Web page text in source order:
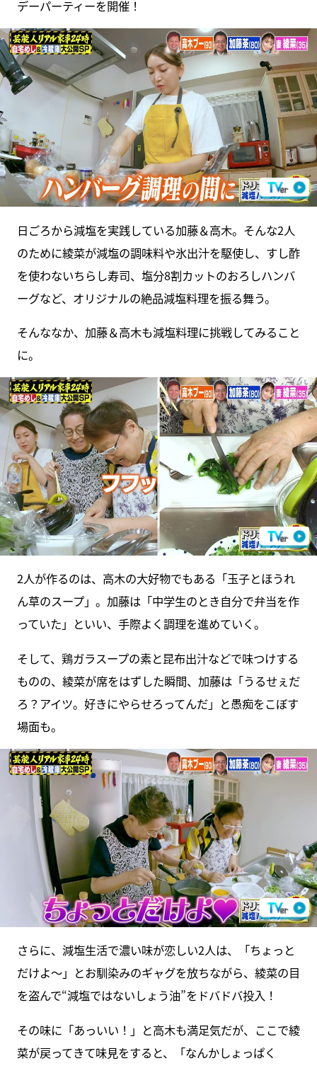
デーパーティーを開催！
日ごろから減塩を実践している加藤＆高木。そんな2人
のために綾菜が減塩の調味料や氷出汁を駆使し、すし酢
を使わないちらし寿司、塩分8割カットのおろしハンバ
ーグなど、オリジナルの絶品減塩料理を振る舞う。
そんななか、加藤＆高木も減塩料理に挑戦してみること
に。
2人が作るのは、高木の大好物でもある「玉子とほうれ
ん草のスープ」。加藤は「中学生のとき自分で弁当を作
っていた」といい、手際よく調理を進めていく。
そして、鶏ガラスープの素と昆布出汁などで味つけする
ものの、綾菜が席をはずした瞬間、加藤は「うるせぇだ
ろ？アイツ。好きにやらせろってんだ」と愚痴をこぼす
場面も。
さらに、減塩生活で濃い味が恋しい2人は、「ちょっと
だけよ～」とお馴染みのギャグを放ちながら、綾菜の目
を盗んで“減塩ではないしょう油”をドバドバ投入！
その味に「あっいい！」と高木も満足気だが、ここで綾
菜が戻ってきて味見をすると、「なんかしょっぱく